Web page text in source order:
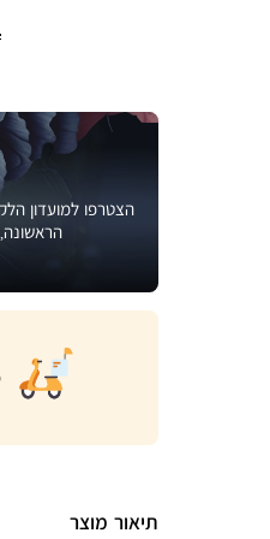
הצטרפו למועדון
|
product
page
banner
תיאור מוצר